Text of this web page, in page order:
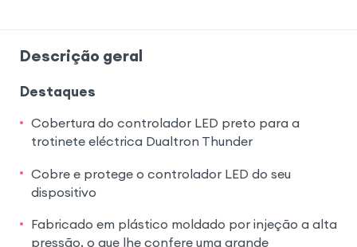
Descrição geral
Destaques
Cobertura do controlador LED preto para a
trotinete eléctrica Dualtron Thunder
Cobre e protege o controlador LED do seu
dispositivo
Fabricado em plástico moldado por injeção a alta
pressão, o que lhe confere uma grande